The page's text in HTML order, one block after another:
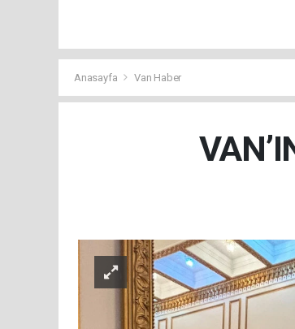
Anasayfa Van Haber